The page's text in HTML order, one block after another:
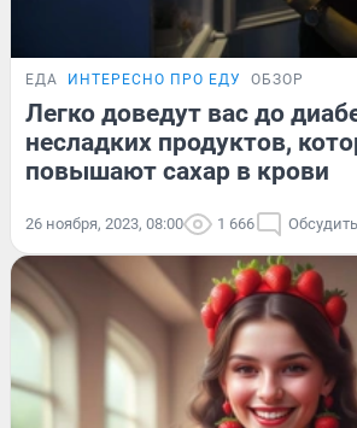
ЕДА ИНТЕРЕСНО ПРО ЕДУ ОБЗОР
Легко доведут вас до
несладких продуктов,
повышают сахар в крови
26 ноября, 2023, 08:00 1 666 Обсудить